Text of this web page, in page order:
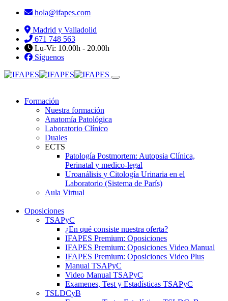
hola@ifapes.com
Madrid y Valladolid
671 748 563
Lu-Vi: 10.00h - 20.00h
Síguenos
Formación
Nuestra formación
Anatomía Patológica
Laboratorio Clínico
Duales
ECTS
Patología Postmortem: Autopsia Clínica,
Perinatal y medico-legal
Uroanálisis y Citología Urinaria en el
Laboratorio (Sistema de París)
Aula Virtual
Oposiciones
TSAPyC
¿En qué consiste nuestra oferta?
IFAPES Premium: Oposiciones
IFAPES Premium: Oposiciones Video Manual
IFAPES Premium: Oposiciones Video Plus
Manual TSAPyC
Video Manual TSAPyC
Examenes, Test y Estadísticas TSAPyC
TSLDCyB